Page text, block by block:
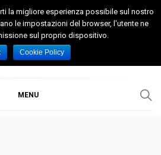
Foggia
Eventi e Attività nella Capitanata
MENU
la migliore esperienza possibile sul nostro
le impostazioni del browser, l'utente ne
sul proprio dispositivo.
Cookie Policy